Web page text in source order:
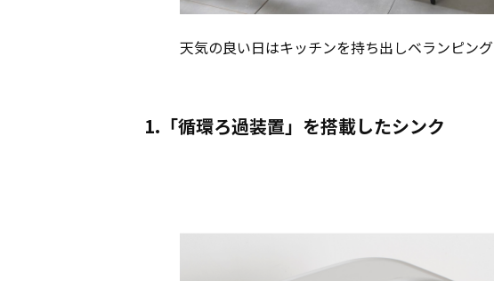
天気の良い日はキッチンを持ち出しベランピング
1.「循環ろ過装置」を搭載したシンク